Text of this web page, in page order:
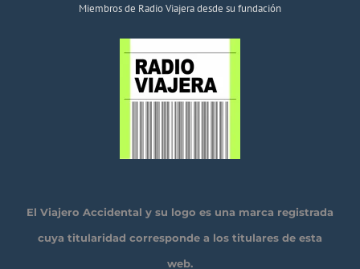
Miembros de Radio Viajera desde su fundación
El Viajero Accidental y su logo es una marca registrada
cuya titularidad corresponde a los titulares de esta
web.